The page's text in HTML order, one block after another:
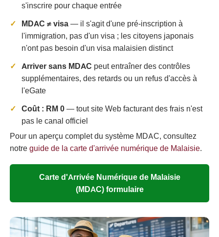
s'inscrire pour chaque entrée
MDAC ≠ visa— il s'agit d'une pré-inscription à
l'immigration, pas d'un visa ; les citoyens japonais
n'ont pas besoin d'un visa malaisien distinct
Arriver sans MDAC peut entraîner des contrôles
supplémentaires, des retards ou un refus d'accès à
l'eGate
Coût : RM 0— tout site Web facturant des frais n'est
pas le canal officiel
Pour un aperçu complet du système MDAC, consultez
notreguide de la carte d'arrivée numérique de Malaisie.
Carte d'Arrivée Numérique de Malaisie
(MDAC) formulaire